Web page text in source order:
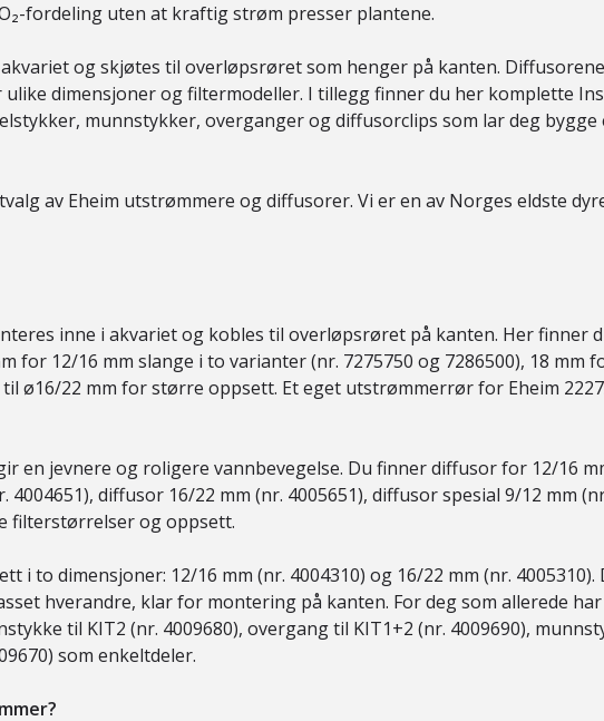
fordeling uten at kraftig strøm presser plantene.
og skjøtes til overløpsrøret som henger på kanten.
dimensjoner og filtermodeller. I tillegg finner du her komplette
munnstykker, overganger og diffusorclips som lar deg bygge
av Eheim utstrømmere og diffusorer. Vi er en av Norges eldste
inne i akvariet og kobles til overløpsrøret på kanten. Her finner
for 12/16 mm slange i to varianter (nr. 7275750 og 7286500), 18 mm
ø16/22 mm for større oppsett. Et eget utstrømmerrør for Eheim
jevnere og roligere vannbevegelse. Du finner diffusor for 12/16
diffusor 16/22 mm (nr. 4005651), diffusor spesial 9/12 mm
filterstørrelser og oppsett.
i to dimensjoner: 12/16 mm (nr. 4004310) og 16/22 mm (nr.
hverandre, klar for montering på kanten. For deg som allerede
til KIT2 (nr. 4009680), overgang til KIT1+2 (nr. 4009690),
som enkeltdeler.